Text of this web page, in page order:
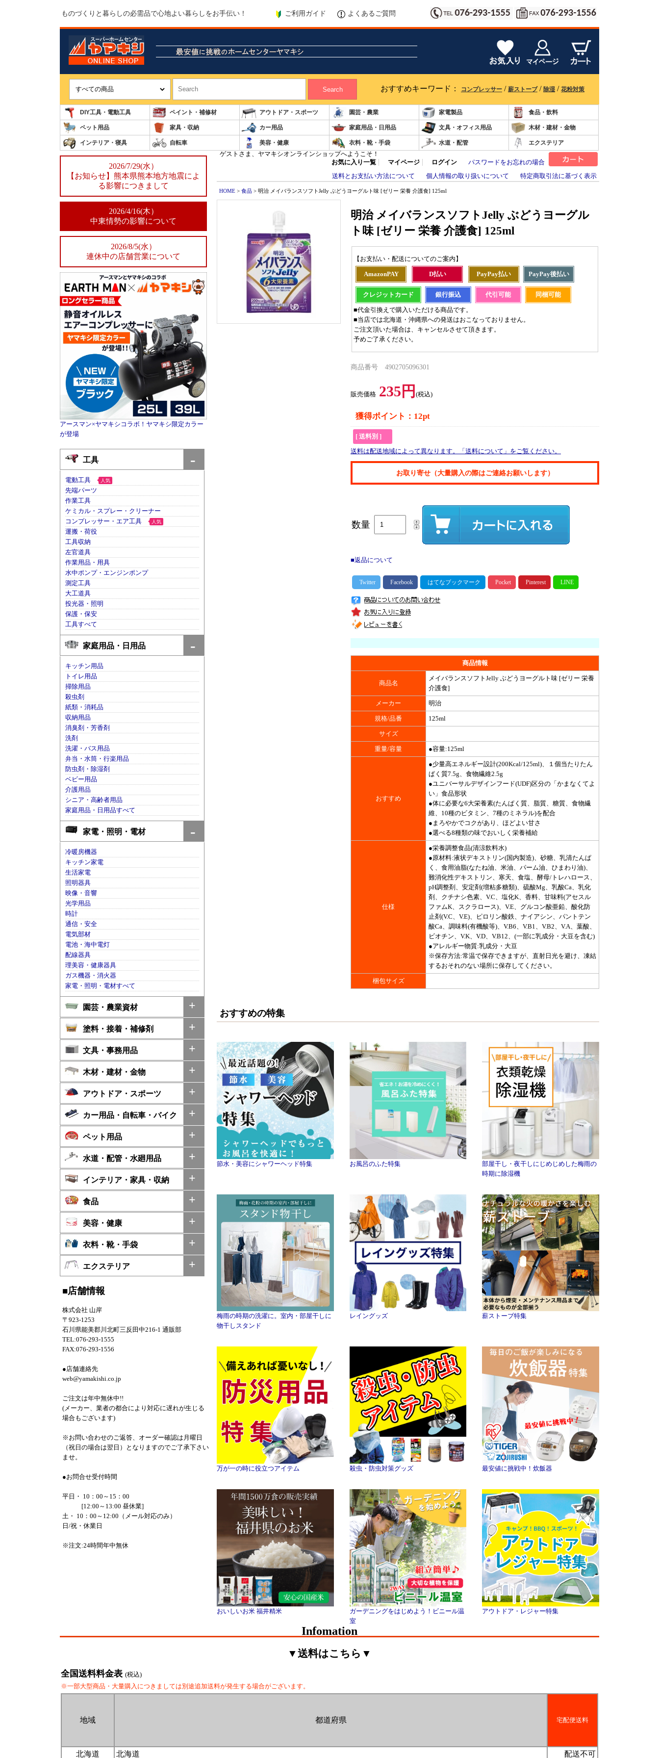
ものづくりと暮らしの必需品で心地よい暮らしをお手伝い！ ご利用ガイド よくあるご質問
Search おすすめキーワード： コンプレッサー / 薪ストーブ/ 除湿 / 花粉対策
DIY工具・電動工具 ペイント・補修材 アウトドア・スポーツ 園芸・農業 家電製品 食品・飲料
ペット用品 家具・収納 カー用品 家庭用品・日用品 文具・オフィス用品 木材・建材・金物
インテリア・寝具 自転車 美容・健康 衣料・靴・手袋 水道・配管 エクステリア
2026/7/29(水）
【お知らせ】熊本県熊本地方地震によ
る影響につきまして
2026/4/16(木）
中東情勢の影響について
2026/8/5(水）
連休中の店舗営業について
アースマン×ヤマキシコラボ！ヤマキシ限定カラー
が登場
工具
電動工具 人気
先端パーツ
作業工具
ケミカル・スプレー・クリーナー
コンプレッサー・エア工具
人気
運搬・荷役
工具収納
左官道具
作業用品・用具
水中ポンプ・エンジンポンプ
測定工具
大工道具
投光器・照明
保護・保安
工具すべて
家庭用品・日用品
キッチン用品
トイレ用品
掃除用品
殺虫剤
紙類・消耗品
収納用品
消臭剤・芳香剤
洗剤
洗濯・バス用品
弁当・水筒・行楽用品
防虫剤・除湿剤
ベビー用品
介護用品
シニア・高齢者用品
家庭用品・日用品すべて
家電・照明・電材
冷暖房機器
キッチン家電
生活家電
照明器具
映像・音響
光学用品
時計
通信・安全
電気部材
電池・海中電灯
配線器具
理美容・健康器具
ガス機器・消火器
家電・照明・電材すべて
園芸・農業資材
塗料・接着・補修剤
文具・事務用品
木材・建材・金物
アウトドア・スポーツ
カー用品・自転車・バイク
ペット用品
水道・配管・水廻用品
インテリア・家具・収納
食品
美容・健康
衣料・靴・手袋
エクステリア
■店舗情報
株式会社 山岸
〒923-1253
石川県能美郡川北町三反田中216-1 通販部
TEL:076-293-1555
FAX:076-293-1556
●店舗連絡先
web@yamakishi.co.jp
ご注文は年中無休中!!
(メーカー、業者の都合により対応に遅れが生じる
場合もございます)
※お問い合わせのご返答、オーダー確認は月曜日
（祝日の場合は翌日）となりますのでご了承下さい
ませ。
●お問合せ受付時間
平日・ 10：00～15：00
[12:00～13:00 昼休業]
土・ 10：00～12:00（メール対応のみ）
日/祝・休業日
※注文:24時間年中無休
ゲストさま、ヤマキシオンラインショップへようこそ！
お気に入り一覧
マイページ ログイン
パスワードをお忘れの場合
送料とお支払い方法について
個人情報の取り扱いについて 特定商取引法に基づく表示
HOME > 食品 > 明治 メイバランスソフトJelly ぶどうヨーグルト味 [ゼリー 栄養 介護食] 125ml
明治 メイバランスソフトJelly ぶどうヨーグル
ト味 [ゼリー 栄養 介護食] 125ml
【お支払い・配送についてのご案内】
AmazonPAY D払い PayPay払い PayPay後払い
クレジットカード 銀行振込 代引可能 同梱可能
■代金引換えで購入いただける商品です。
■当店では北海道・沖縄県への発送はおこなっておりません。
ご注文頂いた場合は、キャンセルさせて頂きます。
予めご了承ください。
商品番号 4902705096301
販売価格 235円(税込)
獲得ポイント：12pt
[ 送料別 ]
送料は配送地域によって異なります。「送料について」をご覧ください。
お取り寄せ（大量購入の際はご連絡お願いします）
数量
■返品について
商品情報
商品名
メイバランスソフトJelly ぶどうヨーグルト味 [ゼリー 栄養
介護食]
メーカー 明治
規格/品番 125ml
サイズ
重量/容量 ●容量:125ml
おすすめ
●少量高エネルギー設計(200Kcal/125ml)、１個当たりたん
ぱく質7.5g、食物繊維2.5g
●ユニバーサルデザインフード(UDF)区分の「かまなくてよ
い」食品形状
●体に必要な6大栄養素(たんぱく質、脂質、糖質、食物繊
維、10種のビタミン、7種のミネラル)を配合
●まろやかでコクがあり、ほどよい甘さ
●選べる8種類の味でおいしく栄養補給
仕様
●栄養調整食品(清涼飲料水)
●原材料:液状デキストリン(国内製造)、砂糖、乳清たんぱ
く、食用油脂(なたね油、米油、パーム油、ひまわり油)、
難消化性デキストリン、寒天、食塩、酵母/トレハロース、
pH調整剤、安定剤(増粘多糖類)、硫酸Mg、乳酸Ca、乳化
剤、クチナシ色素、V.C、塩化K、香料、甘味料(アセスル
ファムK、スクラロース)、V.E、グルコン酸亜鉛、酸化防
止剤(V.C、V.E)、ピロリン酸鉄、ナイアシン、パントテン
酸Ca、調味料(有機酸等)、V.B6、V.B1、V.B2、V.A、葉酸、
ビオチン、V.K、V.D、V.B12、(一部に乳成分・大豆を含む)
●アレルギー物質:乳成分・大豆
※保存方法:常温で保存できますが、直射日光を避け、凍結
するおそれのない場所に保存してください。
梱包サイズ
おすすめの特集
節水・美容にシャワーヘッド特集 お風呂のふた特集
部屋干し・夜干しにじめじめした梅雨の
時期に除湿機
梅雨の時期の洗濯に。室内・部屋干しに
物干しスタンド
レイングッズ 薪ストーブ特集
万が一の時に役立つアイテム 殺虫・防虫対策グッズ 最安値に挑戦中！炊飯器
おいしいお米 福井精米
ガーデニングをはじめよう！ビニール温
室
アウトドア・レジャー特集
Infomation
▼送料はこちら▼
全国送料料金表 (税込)
※一部大型商品・大量購入につきましては別途追加送料が発生する場合がございます。
地域 都道府県 宅配便送料
北海道 北海道 配送不可